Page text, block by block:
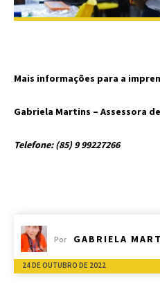
Mais informações para a
Gabriela Martins – Assessora
Telefone: (85) 9 99227266
Por GABRIELA
24 DE OUTUBRO DE 2022